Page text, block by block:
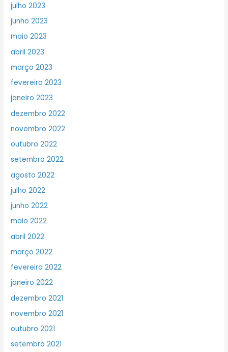
julho 2023
junho 2023
maio 2023
abril 2023
março 2023
fevereiro 2023
janeiro 2023
dezembro 2022
novembro 2022
outubro 2022
setembro 2022
agosto 2022
julho 2022
junho 2022
maio 2022
abril 2022
março 2022
fevereiro 2022
janeiro 2022
dezembro 2021
novembro 2021
outubro 2021
setembro 2021